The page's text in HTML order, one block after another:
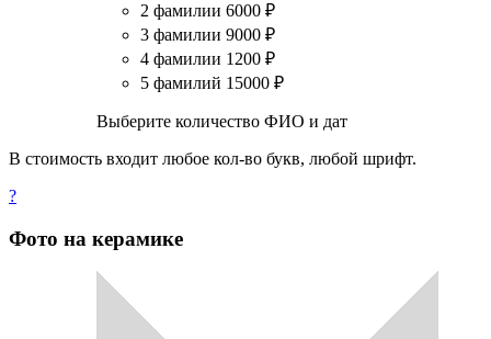
2 фамилии 6000 ₽
3 фамилии 9000 ₽
4 фамилии 1200 ₽
5 фамилий 15000 ₽
Выберите количество ФИО и дат
В стоимость входит любое кол-во букв, любой шрифт.
?
Фото на керамике